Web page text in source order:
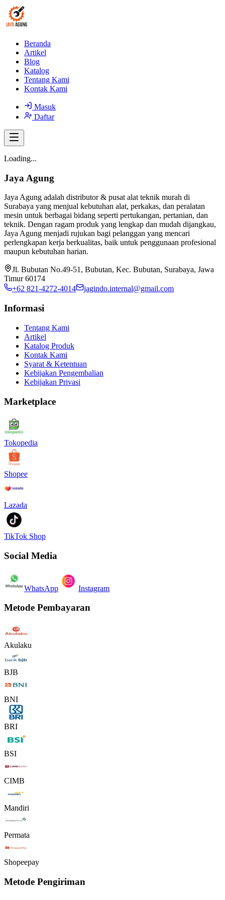
Beranda
Artikel
Blog
Katalog
Tentang Kami
Kontak Kami
Masuk
Daftar
Loading...
Jaya Agung
Jaya Agung adalah distributor & pusat alat teknik murah di
Surabaya yang menjual kebutuhan alat, perkakas, dan peralatan
mesin untuk berbagai bidang seperti pertukangan, pertanian, dan
teknik. Dengan ragam produk yang lengkap dan mudah dijangkau,
Jaya Agung menjadi rujukan bagi pelanggan yang mencari
perlengkapan kerja berkualitas, baik untuk penggunaan profesional
maupun kebutuhan harian.
Jl. Bubutan No.49-51, Bubutan, Kec. Bubutan, Surabaya, Jawa
Timur 60174
+62 821-4272-4014
jagindo.internal@gmail.com
Informasi
Tentang Kami
Artikel
Katalog Produk
Kontak Kami
Syarat & Ketentuan
Kebijakan Pengembalian
Kebijakan Privasi
Marketplace
Tokopedia
Shopee
Lazada
TikTok Shop
Social Media
WhatsApp Instagram
Metode Pembayaran
Akulaku
BJB
BNI
BRI
BSI
CIMB
Mandiri
Permata
Shopeepay
Metode Pengiriman